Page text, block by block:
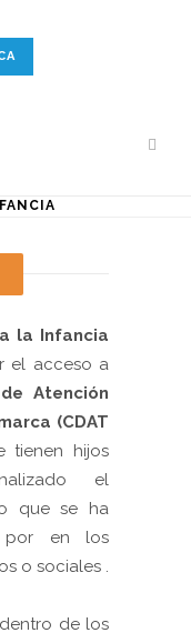
la Infancia
el acceso a
Atención
(CDAT
tienen hijos
el
que se ha
por en los
o sociales .
de los